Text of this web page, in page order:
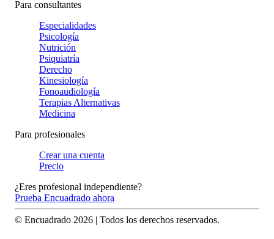
Para consultantes
Especialidades
Psicología
Nutrición
Psiquiatría
Derecho
Kinesiología
Fonoaudiología
Terapias Alternativas
Medicina
Para profesionales
Crear una cuenta
Precio
¿Eres profesional independiente?
Prueba Encuadrado ahora
© Encuadrado 2026 | Todos los derechos reservados.